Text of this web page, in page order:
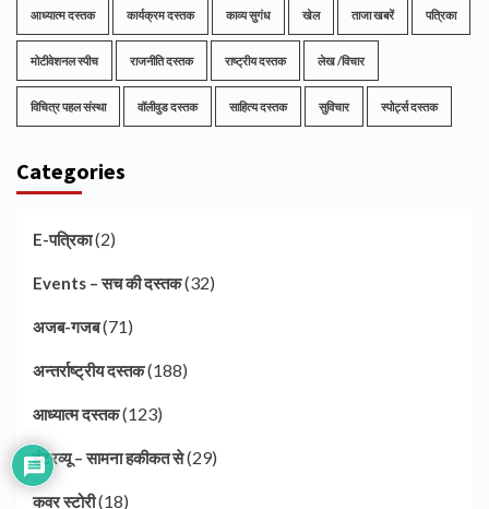
आध्यात्म दस्तक कार्यक्रम दस्तक काव्य सुगंध खेल ताजा खबरें पत्रिका
मोटीवेशनल स्पीच राजनीति दस्तक राष्ट्रीय दस्तक लेख /विचार
विचित्र पहल संस्था वॉलीवुड दस्तक साहित्य दस्तक सुविचार स्पोर्ट्स दस्तक
Categories
E-पत्रिका(2)
Events – सच की दस्तक(32)
अजब-गजब(71)
अन्तर्राष्ट्रीय दस्तक(188)
आध्यात्म दस्तक(123)
इंटरव्यू – सामना हकीकत से(29)
कवर स्टोरी(18)